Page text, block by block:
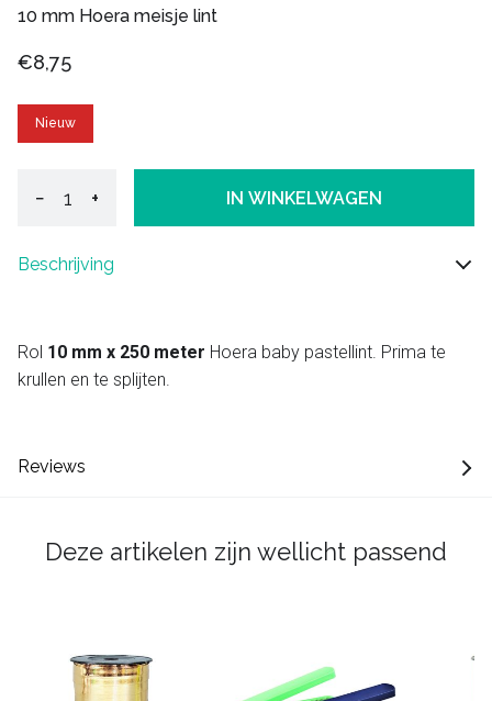
10 mm Hoera meisje lint
€8,75
Nieuw
− + IN WINKELWAGEN
Beschrijving
Rol 10 mm x 250 meter Hoera baby pastellint. Prima te
krullen en te splijten.
Reviews
Deze artikelen zijn wellicht passend